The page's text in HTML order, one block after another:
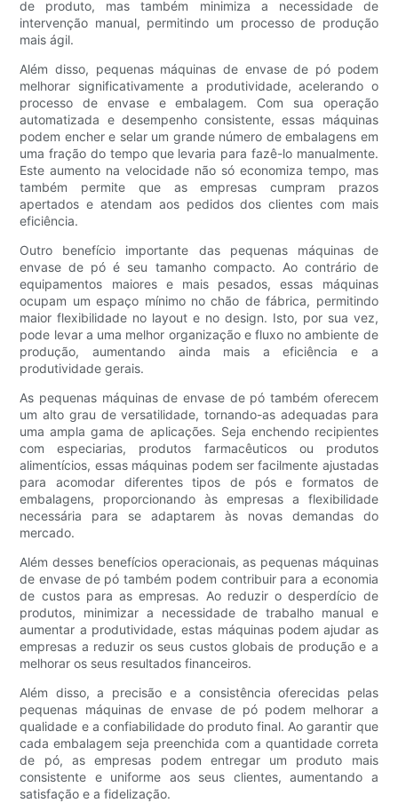
de produto, mas também minimiza a necessidade de
intervenção manual, permitindo um processo de produção
mais ágil.
Além disso, pequenas máquinas de envase de pó podem
melhorar significativamente a produtividade, acelerando o
processo de envase e embalagem. Com sua operação
automatizada e desempenho consistente, essas máquinas
podem encher e selar um grande número de embalagens em
uma fração do tempo que levaria para fazê-lo manualmente.
Este aumento na velocidade não só economiza tempo, mas
também permite que as empresas cumpram prazos
apertados e atendam aos pedidos dos clientes com mais
eficiência.
Outro benefício importante das pequenas máquinas de
envase de pó é seu tamanho compacto. Ao contrário de
equipamentos maiores e mais pesados, essas máquinas
ocupam um espaço mínimo no chão de fábrica, permitindo
maior flexibilidade no layout e no design. Isto, por sua vez,
pode levar a uma melhor organização e fluxo no ambiente de
produção, aumentando ainda mais a eficiência e a
produtividade gerais.
As pequenas máquinas de envase de pó também oferecem
um alto grau de versatilidade, tornando-as adequadas para
uma ampla gama de aplicações. Seja enchendo recipientes
com especiarias, produtos farmacêuticos ou produtos
alimentícios, essas máquinas podem ser facilmente ajustadas
para acomodar diferentes tipos de pós e formatos de
embalagens, proporcionando às empresas a flexibilidade
necessária para se adaptarem às novas demandas do
mercado.
Além desses benefícios operacionais, as pequenas máquinas
de envase de pó também podem contribuir para a economia
de custos para as empresas. Ao reduzir o desperdício de
produtos, minimizar a necessidade de trabalho manual e
aumentar a produtividade, estas máquinas podem ajudar as
empresas a reduzir os seus custos globais de produção e a
melhorar os seus resultados financeiros.
Além disso, a precisão e a consistência oferecidas pelas
pequenas máquinas de envase de pó podem melhorar a
qualidade e a confiabilidade do produto final. Ao garantir que
cada embalagem seja preenchida com a quantidade correta
de pó, as empresas podem entregar um produto mais
consistente e uniforme aos seus clientes, aumentando a
satisfação e a fidelização.